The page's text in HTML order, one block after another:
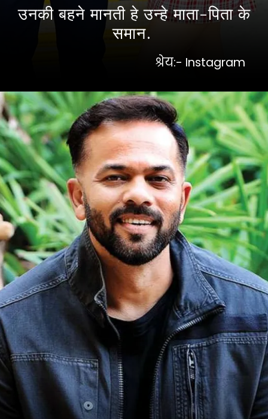
श्रेय:- Instagram
उनकी बहने मानती हे उन्हे माता-पिता के
समान.